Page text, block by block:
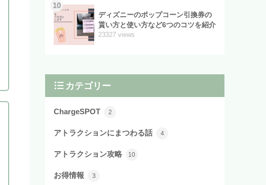
10
ディズニーのポップコーン引換券の
貰い方と使い方など6つのコツを紹介
23327 views
カテゴリー
ChargeSPOT 2
アトラクションにまつわる話 4
アトラクション攻略 10
お得情報 3